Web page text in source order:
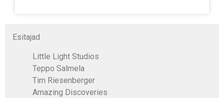
Esitajad
Little Light Studios
Teppo Salmela
Tim Riesenberger
Amazing Discoveries